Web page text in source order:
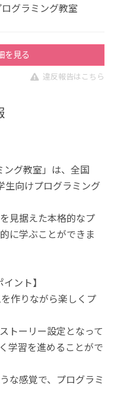
グラミング教室
を見る
違反報告はこちら
ング教室」は、全国
生向けプログラミング
見据えた本格的なプ
に学ぶことができま
ント】
作りながら楽しくプ
トーリー設定となって
学習を進めることがで
な感覚で、プログラミ